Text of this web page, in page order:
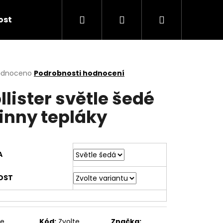
Hledat PřihlášeníNákupní
Podrobnosti hodnocení
světle šedé
tepláky